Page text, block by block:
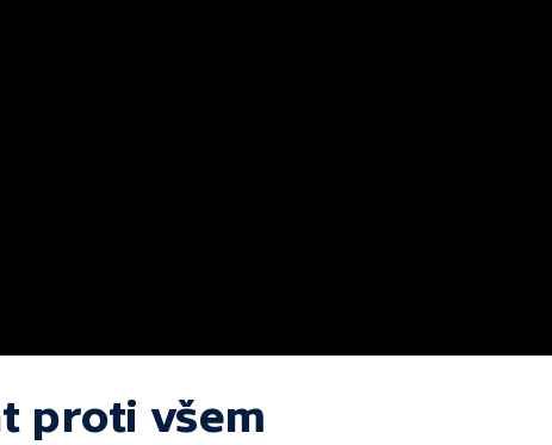
proti všem